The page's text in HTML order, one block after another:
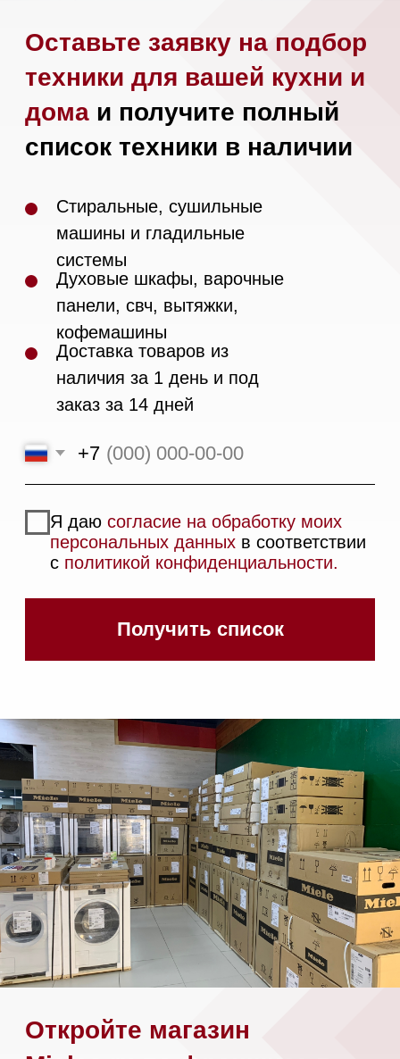
Почта:Hello@mieles.ru
Посмотреть фото и
видео из нашего
Напишите нам в Max
Сушильные машины
Посудомоечные машины
Посудомоечные машины 45 см
Газовые варочные панели
Индукционные варочные панели
Стеклокерамические варочные
панели
Гладильные
системы
Модульные панели SmartLine
Встраиваемые
Подогреватели посуды и пищи
Посудомоечные машины 60 см
Вызвать менеджера на дом